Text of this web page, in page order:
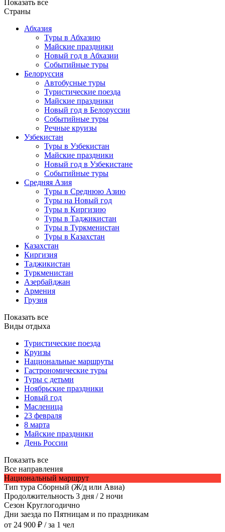
Показать все
Страны
Абхазия
Туры в Абхазию
Майские праздники
Новый год в Абхазии
Событийные туры
Белоруссия
Автобусные туры
Туристические поезда
Майские праздники
Новый год в Белоруссии
Событийные туры
Речные круизы
Узбекистан
Туры в Узбекистан
Майские праздники
Новый год в Узбекистане
Событийные туры
Средняя Азия
Туры в Среднюю Азию
Туры на Новый год
Туры в Киргизию
Туры в Таджикистан
Туры в Туркменистан
Туры в Казахстан
Казахстан
Киргизия
Таджикистан
Туркменистан
Азербайджан
Армения
Грузия
Показать все
Виды отдыха
Туристические поезда
Круизы
Национальные маршруты
Гастрономические туры
Туры с детьми
Ноябрьские праздники
Новый год
Масленица
23 февраля
8 марта
Майские праздники
День России
Показать все
Все направления
Национальный маршрут
Тип тура Сборный (Ж/д или Авиа)
Продолжительность 3 дня / 2 ночи
Сезон Круглогодично
Дни заезда по Пятницам и по праздникам
от 24 900 ₽ / за 1 чел